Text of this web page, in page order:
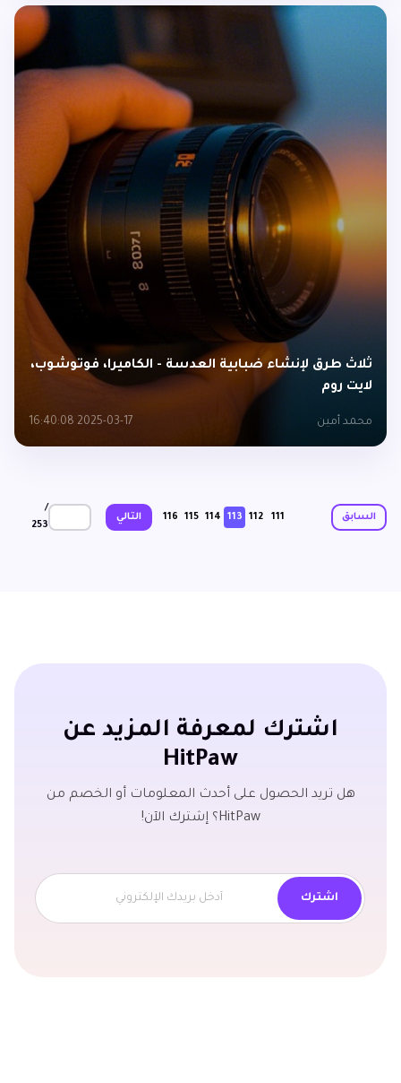
ثلاث طرق لإنشاء ضبابية العدسة - الكاميرا، فوتوشوب،
لايت روم
محمد أمين 2025-03-17 16:40:08
السابق 111
112
113
114
115
116 التالي
/
253
اشترك لمعرفة المزيد عن
HitPaw
هل تريد الحصول على أحدث المعلومات أو الخصم من
HitPaw؟ إشترك الآن!
اشترك